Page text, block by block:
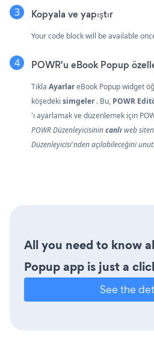
Kopyala ve yapıştır
Your code block will be available
POWR'u eBook Popup
Tıkla AyarlareBook Popup widget
köşedeki simgeler. Bu, POWR
'ı ayarlamak ve düzenlemek için
POWR Düzenleyicisinincanlıweb
Düzenleyicisi'nden açılabileceğini
All you need to know
Popup app is just a
See the